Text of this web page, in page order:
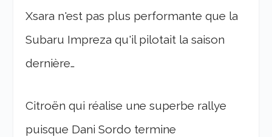
Xsara n'est pas plus performante que la
Subaru Impreza qu'il pilotait la saison
dernière…
Citroën qui réalise une superbe rallye
puisque Dani Sordo termine